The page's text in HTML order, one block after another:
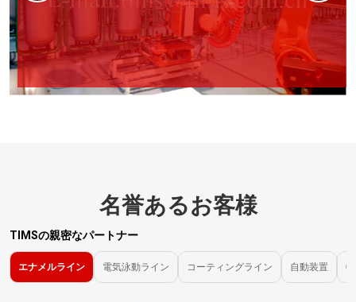
名誉あるお客様
TIMSの親密なパートナー
エナメルライン 電気泳動ライン コーティングライン 自動装置